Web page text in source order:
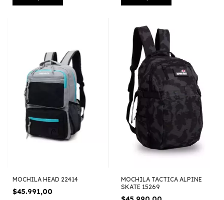
MOCHILA HEAD 22414
$45.991,00
MOCHILA TACTICA ALPINE
SKATE 15269